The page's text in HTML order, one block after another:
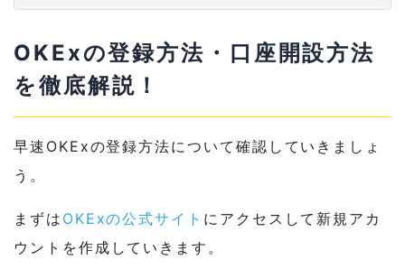
1-3 【必須】本人確認をして出金制限を解除す
2 OKExでの資産管理の仕方を覚えておこう
2-1 入金の仕方（OKExに送金する方法）を解説
3 取引のための使い方とトレード画面・チャ
ート画面の見方を覚えよう！
OKExの登録方法・口座開設方法
を徹底解説！
早速OKExの登録方法について確認していきましょ
う。
まずは OKExの公式サイト にアクセスして新規アカ
ウントを作成していきます。